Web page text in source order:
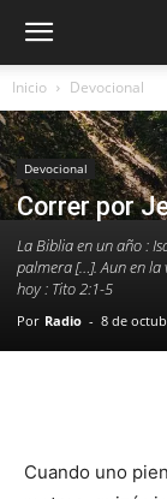
Inicio Devocional
Devocional
Correr por
La Biblia en un año :
palmera […]. Aun en
hoy : Tito 2:1-5
Por Radio - 8 de
Cuando uno